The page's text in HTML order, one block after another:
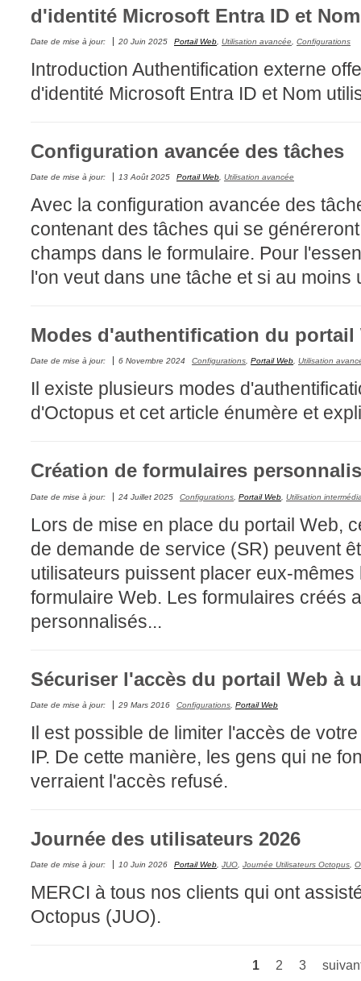
Import
Importation-
Incident
inter équipe
Interne
JUO
KB
Locaux
Loi25 Quebec
MailIntegration
Mobile Octopus
niveaux
Notes de
Outils
permissions
Portail Web
Rapports &
Relations
requêtes
service
Suivi
Tâches
TLS Sécurité
utilisateur
Utilisation
d'identité Microsoft Entra ID et
Date de mise à jour: 20 Juin 2025 Portail Web Utilisation avancée Configurations
Introduction Authentification externe
d'identité Microsoft Entra ID et Nom
Configuration avancée des tâches
Date de mise à jour: 13 Août 2025 Portail Web Utilisation avancée
Avec la configuration avancée des
contenant des tâches qui se
champs dans le formulaire. Pour
l'on veut dans une tâche et si au
Modes d'authentification du portail
Date de mise à jour: 6 Novembre 2024 Configurations, Portail Web, Utilisation
Il existe plusieurs modes
d'Octopus et cet article énumère et
Création de formulaires
Date de mise à jour: 24 Juillet 2025 Configurations Portail Web Utilisation
Lors de mise en place du portail Web,
de demande de service (SR) peuvent
utilisateurs puissent placer eux-
formulaire Web. Les formulaires créés
personnalisés...
Sécuriser l'accès du portail Web à
Date de mise à jour: 29 Mars 2016 Configurations Portail Web
Il est possible de limiter l'accès de
IP. De cette manière, les gens qui ne
verraient l'accès refusé.
Journée des utilisateurs 2026
Date de mise à jour: 10 Juin 2026 Portail Web JUO Journée Utilisateurs Octopus
MERCI à tous nos clients qui ont
Octopus (JUO).
1 2 3